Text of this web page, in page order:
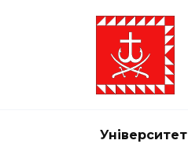
Університет